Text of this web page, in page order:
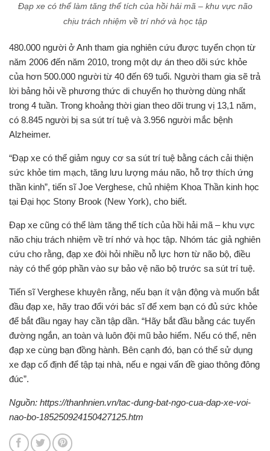
Đạp xe có thể làm tăng thể tích của hồi hải mã – khu vực não
chịu trách nhiệm về trí nhớ và học tập
480.000 người ở Anh tham gia nghiên cứu được tuyển chọn từ
năm 2006 đến năm 2010, trong một dự án theo dõi sức khỏe
của hơn 500.000 người từ 40 đến 69 tuổi. Người tham gia sẽ trả
lời bảng hỏi về phương thức di chuyển họ thường dùng nhất
trong 4 tuần. Trong khoảng thời gian theo dõi trung vị 13,1 năm,
có 8.845 người bị sa sút trí tuệ và 3.956 người mắc bệnh
Alzheimer.
“Đạp xe có thể giảm nguy cơ sa sút trí tuệ bằng cách cải thiện
sức khỏe tim mạch, tăng lưu lượng máu não, hỗ trợ thích ứng
thần kinh”, tiến sĩ Joe Verghese, chủ nhiệm Khoa Thần kinh học
tại Đại học Stony Brook (New York), cho biết.
Đạp xe cũng có thể làm tăng thể tích của hồi hải mã – khu vực
não chịu trách nhiệm về trí nhớ và học tập. Nhóm tác giả nghiên
cứu cho rằng, đạp xe đòi hỏi nhiều nỗ lực hơn từ não bộ, điều
này có thể góp phần vào sự bảo vệ não bộ trước sa sút trí tuệ.
Tiến sĩ Verghese khuyên rằng, nếu bạn ít vận động và muốn bắt
đầu đạp xe, hãy trao đổi với bác sĩ để xem bạn có đủ sức khỏe
để bắt đầu ngay hay cần tập dần. “Hãy bắt đầu bằng các tuyến
đường ngắn, an toàn và luôn đội mũ bảo hiểm. Nếu có thể, nên
đạp xe cùng bạn đồng hành. Bên cạnh đó, bạn có thể sử dụng
xe đạp cố định để tập tại nhà, nếu e ngại vấn đề giao thông đông
đúc”.
Nguồn: https://thanhnien.vn/tac-dung-bat-ngo-cua-dap-xe-voi-
nao-bo-185250924150427125.htm